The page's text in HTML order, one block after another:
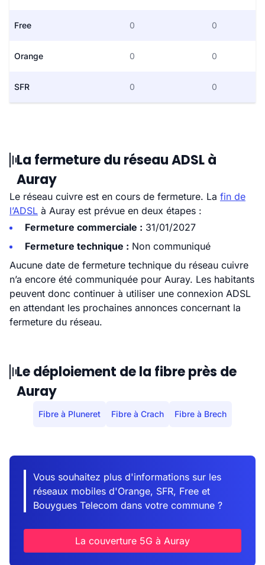
Free 0 0
Orange 0 0
SFR 0 0
La fermeture du réseau ADSL à
Auray
Le réseau cuivre est en cours de fermeture. La fin de
l’ADSL à Auray est prévue en deux étapes :
Fermeture commerciale : 31/01/2027
Fermeture technique : Non communiqué
Aucune date de fermeture technique du réseau cuivre
n’a encore été communiquée pour Auray. Les habitants
peuvent donc continuer à utiliser une connexion ADSL
en attendant les prochaines annonces concernant la
fermeture du réseau.
Le déploiement de la fibre près de
Auray
Fibre à Pluneret Fibre à Crach Fibre à Brech
Vous souhaitez plus d'informations sur les
réseaux mobiles d'Orange, SFR, Free et
Bouygues Telecom dans votre commune ?
La couverture 5G à Auray